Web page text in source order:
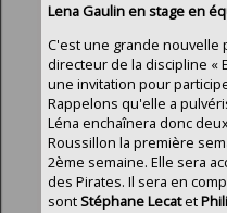
Lena Gaulin en stage en
C'est une grande nouvelle
directeur de la discipline «
une invitation pour
Rappelons qu'elle a
Léna enchaînera donc
Roussillon la première
2ème semaine. Elle sera
des Pirates. Il sera en
sontStéphane Lecatet